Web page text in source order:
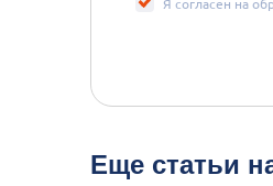
Еще статьи